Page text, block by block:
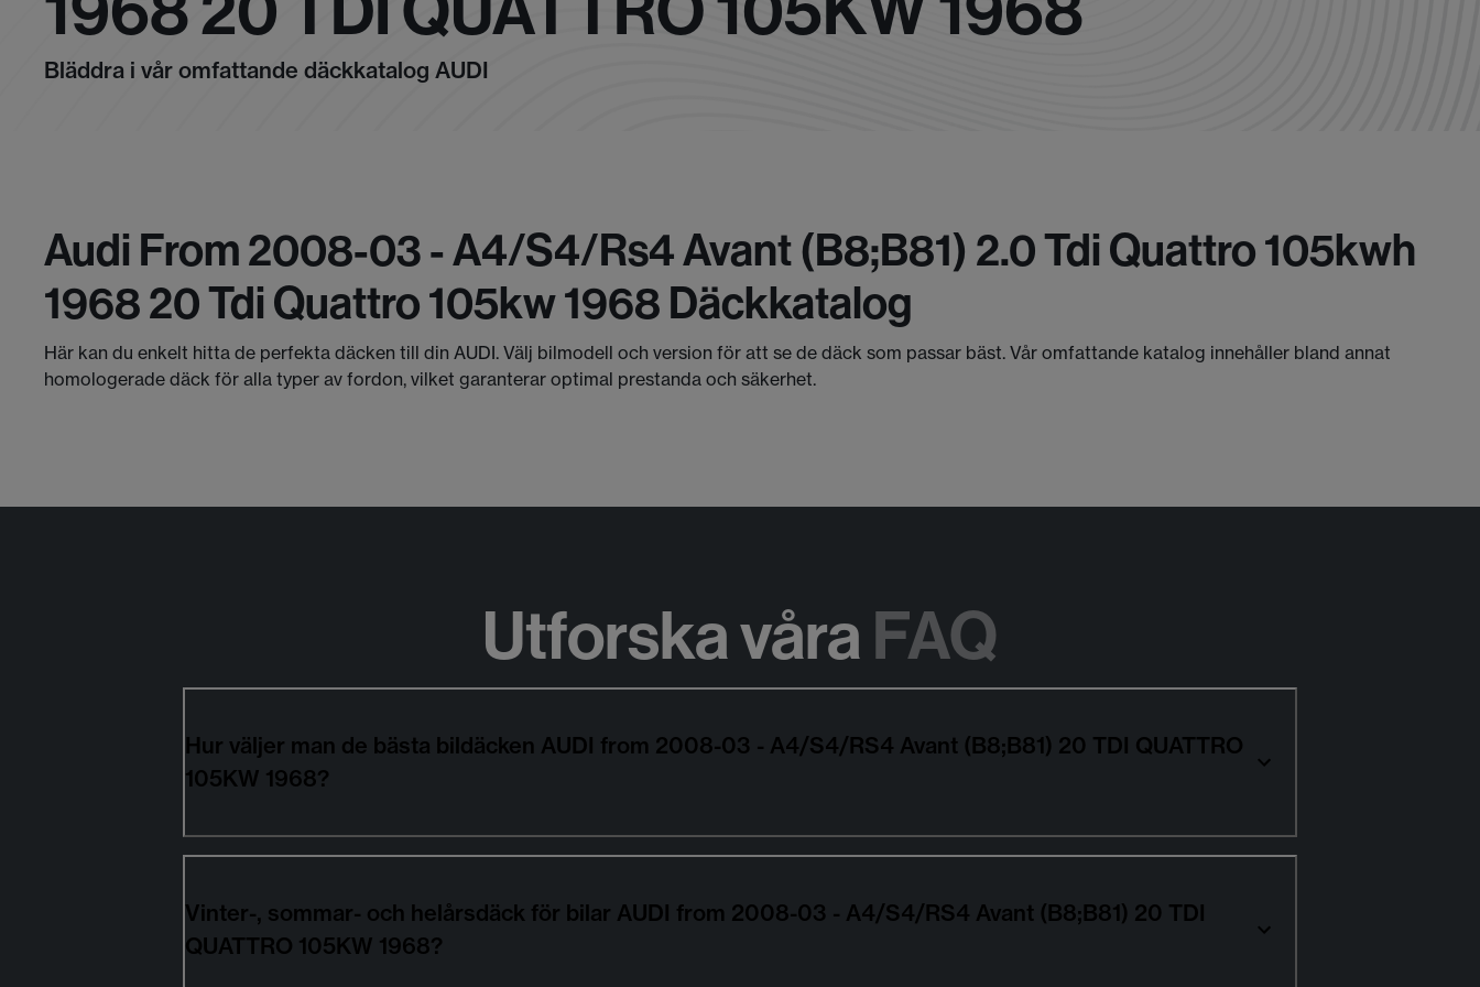
Bläddra i vår omfattande däckkatalog AUDI
Audi From 2008-03 - A4/s4/rs4 Avant (b8;b81) 2.0 Tdi Quattro 105kwh
1968 20 Tdi Quattro 105kw 1968 Däckkatalog
Här kan du enkelt hitta de perfekta däcken till din AUDI. Välj bilmodell och version för att se de däck som passar bäst. Vår omfattande katalog innehåller bland annat
homologerade däck för alla typer av fordon, vilket garanterar optimal prestanda och säkerhet.
Utforska våraFAQ
Hur väljer man de bästa bildäcken AUDI from 2008-03 - A4/S4/RS4 Avant (B8;B81) 20 TDI QUATTRO
105KW 1968?
Vinter-, sommar- och helårsdäck för bilar AUDI from 2008-03 - A4/S4/RS4 Avant (B8;B81) 20 TDI
QUATTRO 105KW 1968?